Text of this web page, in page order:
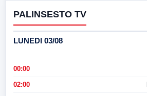
PALINSESTO TV
LUNEDI 03/08
00:00
02:00